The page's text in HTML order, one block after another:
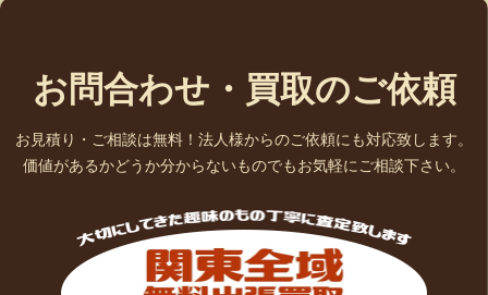
お問合わせ・買取のご依頼
お見積り・ご相談は無料！法人様からのご依頼にも対応致します。
価値があるかどうか分からないものでもお気軽にご相談下さい。